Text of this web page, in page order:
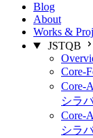
Blog
About
Works &
JSTQB
Core-
Core-
シラ
Core-
シラ